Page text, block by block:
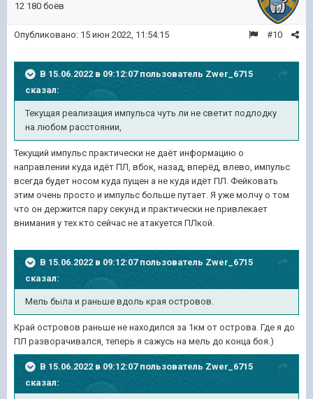
12 180 боёв
#10
Опубликовано: 15 июн 2022, 11:54:15
В 15.06.2022 в 09:12:07 пользователь Zwer_6715
сказал:
Текущая реализация импульса чуть ли не светит подлодку
на любом расстоянии,
Текущий импульс практически не даёт информацию о
направлении куда идёт ПЛ, вбок, назад, вперёд, влево, импульс
всегда будет носом куда пущен а не куда идёт ПЛ. Фейковать
этим очень просто и импульс больше путает. Я уже молчу о том
что он держится пару секунд и практически не привлекает
внимания у тех кто сейчас не атакуется ПЛкой.
В 15.06.2022 в 09:12:07 пользователь Zwer_6715
сказал:
Мель была и раньше вдоль края островов.
Край островов раньше не находился за 1км от острова. Где я до
ПЛ разворачивался, теперь я сажусь на мель до конца боя.)
В 15.06.2022 в 09:12:07 пользователь Zwer_6715
сказал: